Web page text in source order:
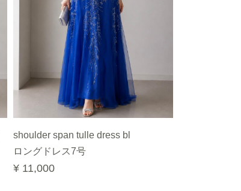
shoulder span tulle dress bl
ロングドレス7号
¥ 11,000